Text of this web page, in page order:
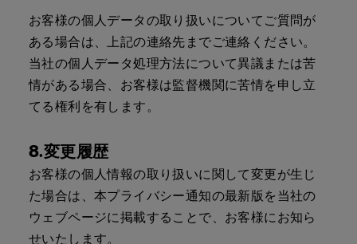
お客様の個人データの取り扱いについてご質問が
ある場合は、上記の連絡先までご連絡ください。
当社の個人データ処理方法について異議または苦
情がある場合、お客様は監督機関に苦情を申し立
てる権利を有します。
8.変更履歴
お客様の個人情報の取り扱いに関して変更が生じ
た場合は、本プライバシー通知の最新版を当社の
ウェブページに掲載することで、お客様にお知ら
せいたします。